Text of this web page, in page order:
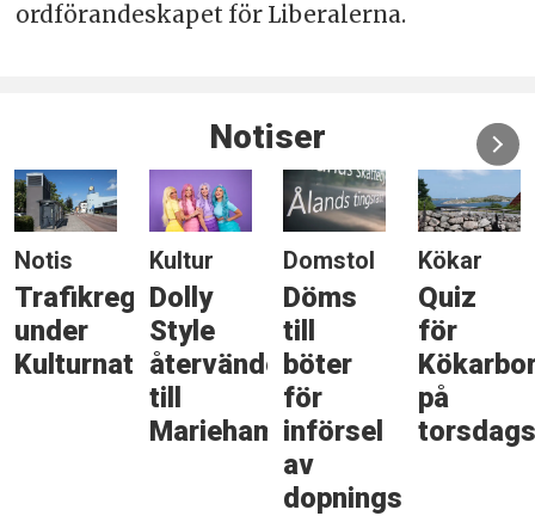
ordförandeskapet för Liberalerna.
Notiser
Notis
Trafikreglering
under
Kulturnatten
Kultur
Dolly
Style
återvänder
till
Mariehamn
Domstol
Döms
till
böter
för
införsel
av
dopningsmedel
Kökar
Quiz
för
på